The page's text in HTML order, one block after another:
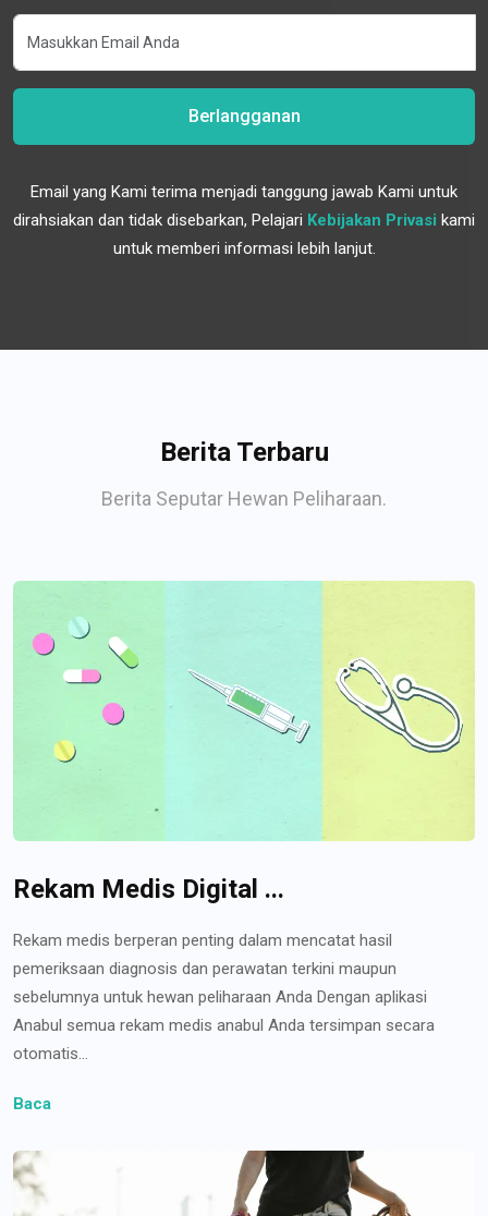
Berlangganan
Email yang Kami terima menjadi tanggung jawab Kami untuk
dirahsiakan dan tidak disebarkan, Pelajari Kebijakan Privasi kami
untuk memberi informasi lebih lanjut.
Berita Terbaru
Berita Seputar Hewan Peliharaan.
Rekam Medis Digital ...
Rekam medis berperan penting dalam mencatat hasil
pemeriksaan diagnosis dan perawatan terkini maupun
sebelumnya untuk hewan peliharaan Anda Dengan aplikasi
Anabul semua rekam medis anabul Anda tersimpan secara
otomatis...
Baca